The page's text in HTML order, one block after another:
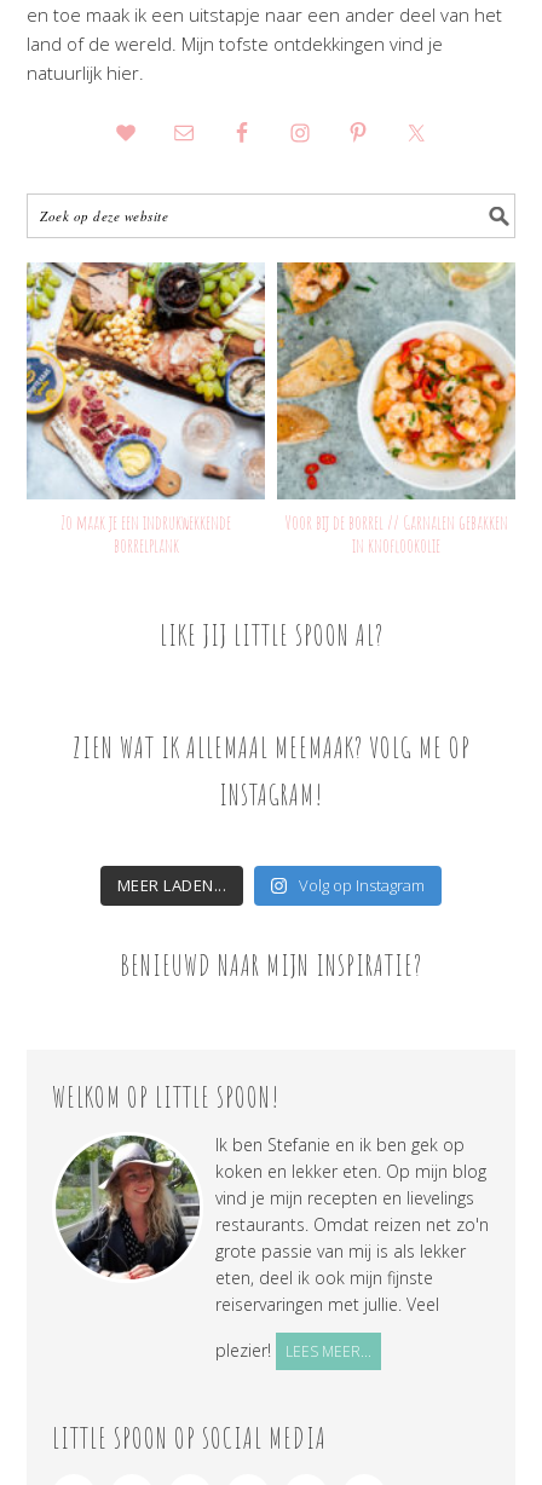
en toe maak ik een uitstapje naar een ander deel van het
land of de wereld. Mijn tofste ontdekkingen vind je
natuurlijk hier.
Zo maak je een indrukwekkende
borrelplank
Voor bij de borrel // Garnalen gebakken
in knoflookolie
LIKE JIJ LITTLE SPOON AL?
ZIEN WAT IK ALLEMAAL MEEMAAK? VOLG ME OP
INSTAGRAM!
MEER LADEN... Volg op Instagram
BENIEUWD NAAR MIJN INSPIRATIE?
WELKOM OP LITTLE SPOON!
Ik ben Stefanie en ik ben gek op
koken en lekker eten. Op mijn blog
vind je mijn recepten en lievelings
restaurants. Omdat reizen net zo'n
grote passie van mij is als lekker
eten, deel ik ook mijn fijnste
reiservaringen met jullie. Veel
plezier!
LEES MEER...
LITTLE SPOON OP SOCIAL MEDIA